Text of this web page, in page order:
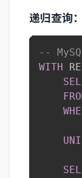
递归查询
--
WITH